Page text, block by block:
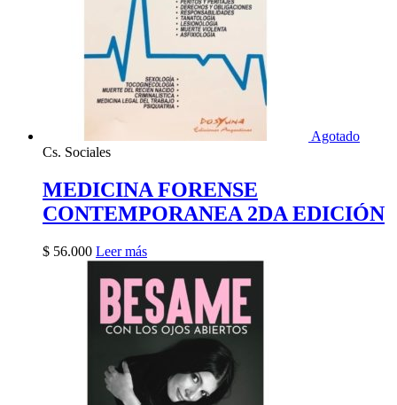
Agotado
Cs. Sociales
MEDICINA FORENSE
CONTEMPORANEA 2DA EDICIÓN
$ 56.000 Leer más